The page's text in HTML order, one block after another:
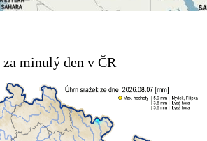
za minulý den v ČR